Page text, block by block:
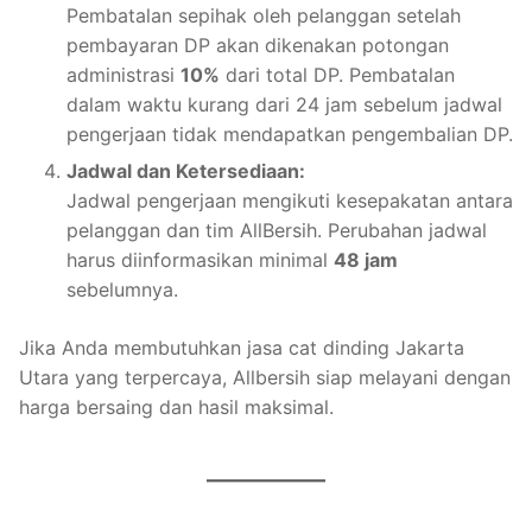
Pembatalan sepihak oleh pelanggan setelah
pembayaran DP akan dikenakan potongan
administrasi 10% dari total DP. Pembatalan
dalam waktu kurang dari 24 jam sebelum jadwal
pengerjaan tidak mendapatkan pengembalian DP.
Jadwal dan Ketersediaan:
Jadwal pengerjaan mengikuti kesepakatan antara
pelanggan dan tim AllBersih. Perubahan jadwal
harus diinformasikan minimal 48 jam
sebelumnya.
Jika Anda membutuhkan jasa cat dinding Jakarta
Utara yang terpercaya, Allbersih siap melayani dengan
harga bersaing dan hasil maksimal.